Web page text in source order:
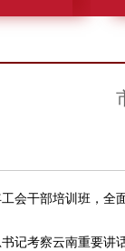
干部培训班，全
考察云南重要讲